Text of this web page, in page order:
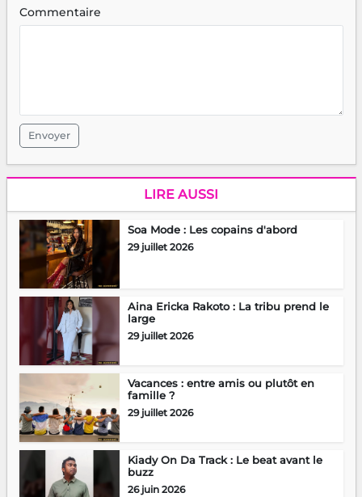
Commentaire
Envoyer
LIRE AUSSI
Soa Mode : Les copains d'abord
29 juillet 2026
Aina Ericka Rakoto : La tribu prend le
large
29 juillet 2026
Vacances : entre amis ou plutôt en
famille ?
29 juillet 2026
Kiady On Da Track : Le beat avant le
buzz
26 juin 2026